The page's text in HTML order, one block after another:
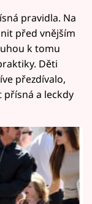
pravidla. Na
před vnějším
k tomu
Děti
přezdívalo,
přísná a leckdy